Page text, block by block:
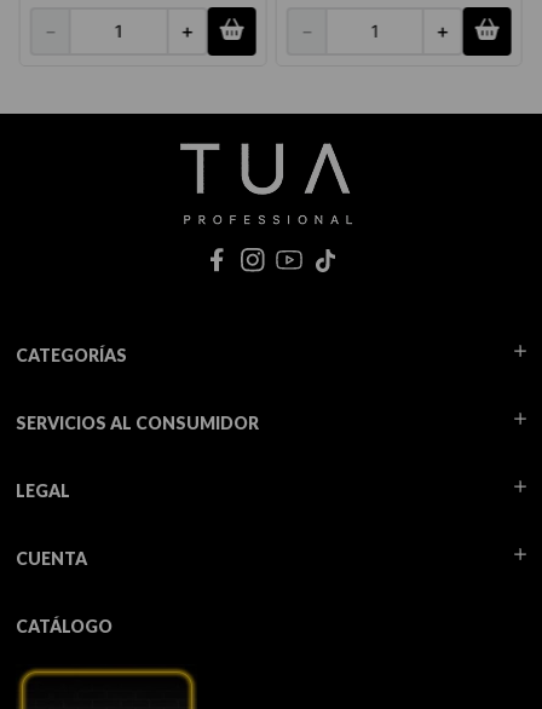
＋
－ ＋
－
CATEGORÍAS
SERVICIOS AL CONSUMIDOR
LEGAL
CUENTA
CATÁLOGO